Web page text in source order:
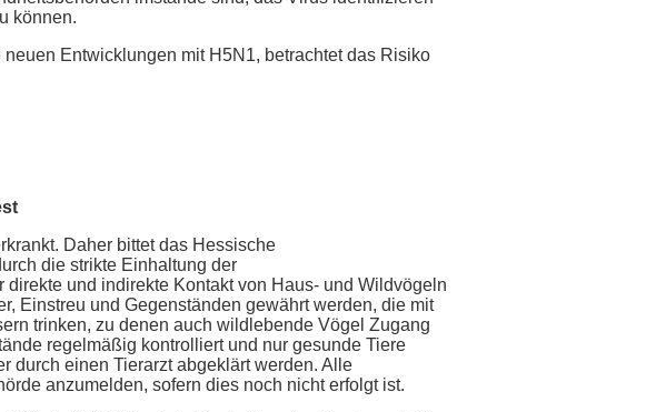
können.
Entwicklungen mit H5N1, betrachtet das Risiko
Daher bittet das Hessische
die strikte Einhaltung der
und indirekte Kontakt von Haus- und Wildvögeln
Einstreu und Gegenständen gewährt werden, die mit
trinken, zu denen auch wildlebende Vögel Zugang
regelmäßig kontrolliert und nur gesunde Tiere
durch einen Tierarzt abgeklärt werden. Alle
anzumelden, sofern dies noch nicht erfolgt ist.